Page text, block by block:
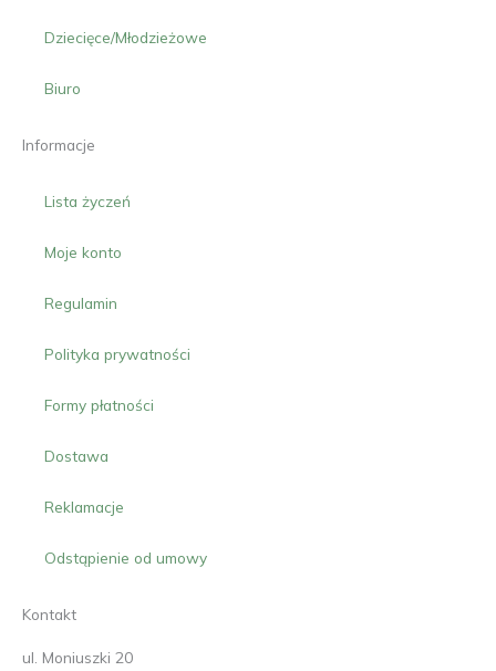
Dziecięce/Młodzieżowe
Biuro
Informacje
Lista życzeń
Moje konto
Regulamin
Polityka prywatności
Formy płatności
Dostawa
Reklamacje
Odstąpienie od umowy
Kontakt
ul. Moniuszki 20